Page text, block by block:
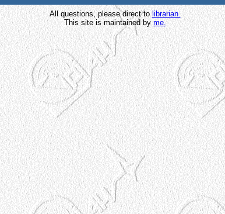
All questions, please direct tolibrarian.
This site is maintained by me.